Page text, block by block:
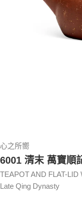
心之所嚮
6001 清末 萬寶順
TEAPOT AND FLAT-
Late Qing Dynasty